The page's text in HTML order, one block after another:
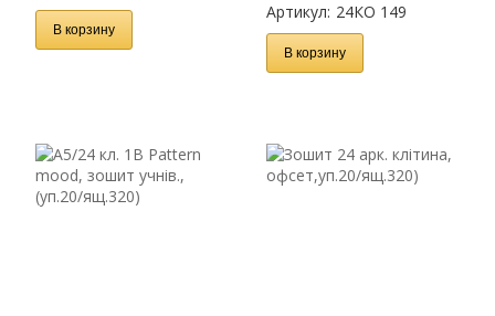
В корзину
Артикул: 24КО 149
В корзину